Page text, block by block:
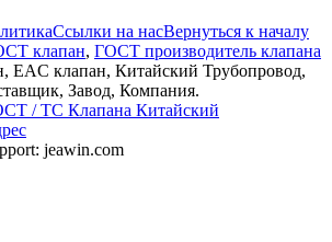
Ссылки на насВернуться к началу
клапан, ГОСТ производитель клапана
EAC клапан, Китайский Трубопровод,
Завод, Компания.
/ ТС Клапана Китайский
jeawin.com